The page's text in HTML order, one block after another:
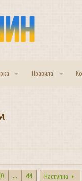
Правила
... 44 Наступна